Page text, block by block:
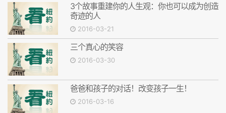
3个故事重建你的人生观：你也可以成为创造
奇迹的人
2016-03-21
三个真心的笑容
2016-03-30
爸爸和孩子的对话！改变孩子一生！
2016-03-16